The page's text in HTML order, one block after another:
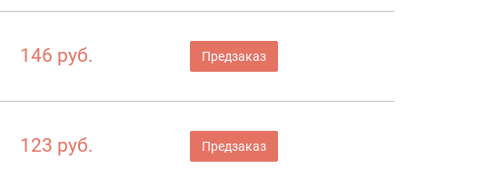
146 руб. Предзаказ
123 руб. Предзаказ